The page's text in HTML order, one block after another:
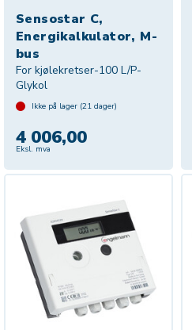
Sensostar C,
Energikalkulator, M-
bus
For kjølekretser-100 L/P-
Glykol
Ikke på lager (21 dager)
4 006,00
Eksl. mva